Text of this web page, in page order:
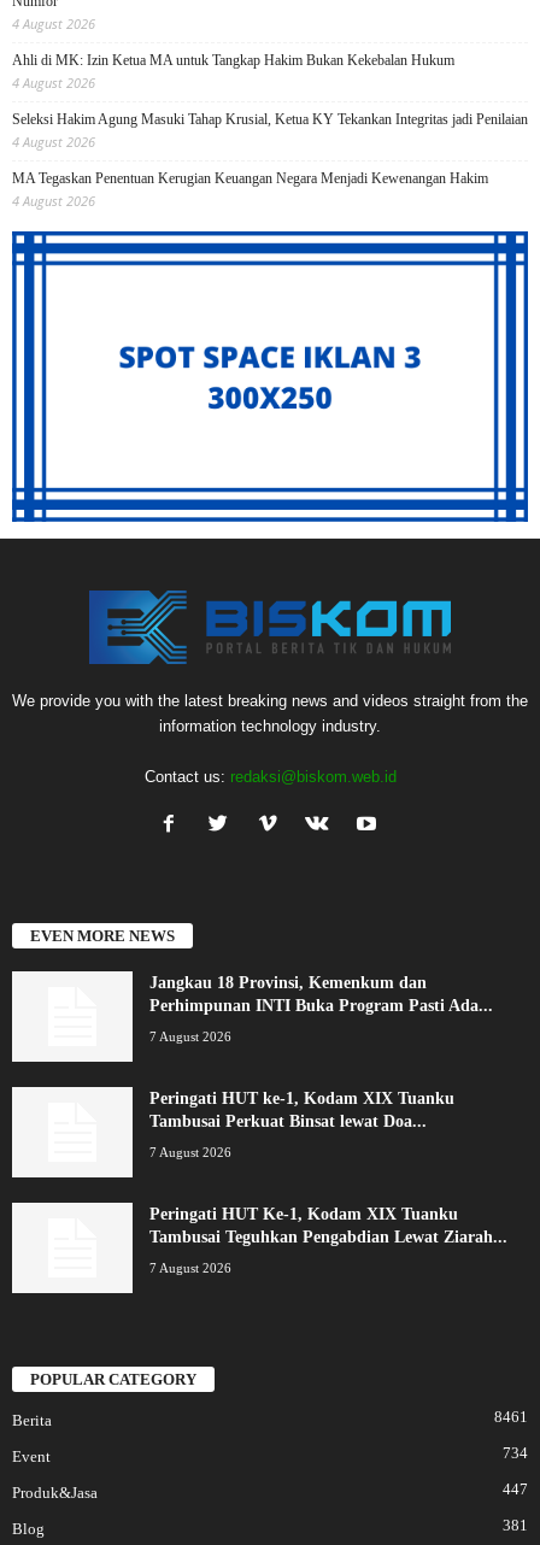
4 August 2026
Ahli di MK: Izin Ketua MA untuk Tangkap Hakim Bukan Kekebalan Hukum
4 August 2026
Seleksi Hakim Agung Masuki Tahap Krusial, Ketua KY Tekankan Integritas jadi Penilaian
4 August 2026
MA Tegaskan Penentuan Kerugian Keuangan Negara Menjadi Kewenangan Hakim
4 August 2026
We provide you with the latest breaking news and videos straight from the
information technology industry.
Contact us: redaksi@biskom.web.id
EVEN MORE NEWS
Jangkau 18 Provinsi, Kemenkum dan
Perhimpunan INTI Buka Program Pasti Ada...
7 August 2026
Peringati HUT ke-1, Kodam XIX Tuanku
Tambusai Perkuat Binsat lewat Doa...
7 August 2026
Peringati HUT Ke-1, Kodam XIX Tuanku
Tambusai Teguhkan Pengabdian Lewat Ziarah...
7 August 2026
POPULAR CATEGORY
Berita 8461
Event 734
Produk&Jasa 447
Blog 381